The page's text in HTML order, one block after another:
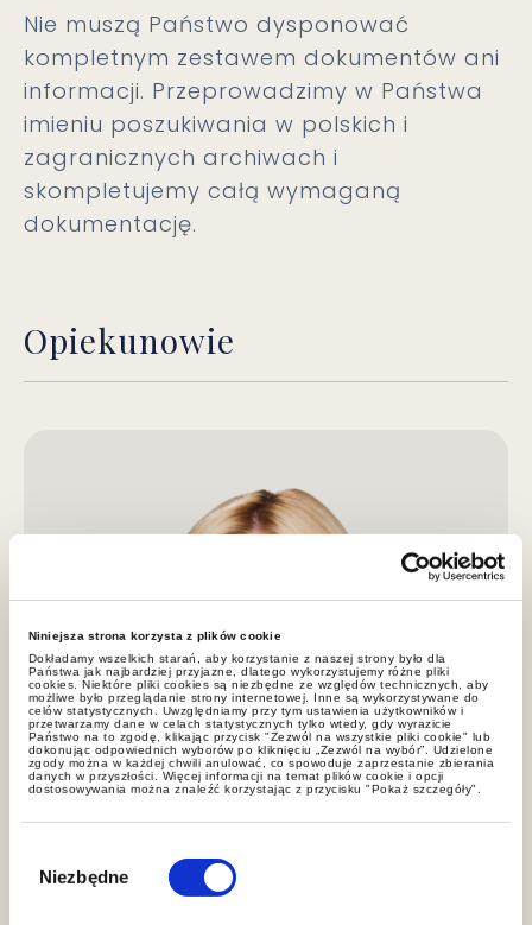
Niniejsza strona korzysta z plików cookie
Dokładamy wszelkich starań, aby korzystanie z naszej strony było dla
Państwa jak najbardziej przyjazne, dlatego wykorzystujemy różne pliki
cookies. Niektóre pliki cookies są niezbędne ze względów technicznych, aby
możliwe było przeglądanie strony internetowej. Inne są wykorzystywane do
celów statystycznych. Uwzględniamy przy tym ustawienia użytkowników i
przetwarzamy dane w celach statystycznych tylko wtedy, gdy wyrazicie
Państwo na to zgodę, klikając przycisk "Zezwól na wszystkie pliki cookie" lub
dokonując odpowiednich wyborów po kliknięciu „Zezwól na wybór”. Udzielone
zgody można w każdej chwili anulować, co spowoduje zaprzestanie zbierania
danych w przyszłości. Więcej informacji na temat plików cookie i opcji
dostosowywania można znaleźć korzystając z przycisku "Pokaż szczegóły".
zgody
Niezbędne
Nie muszą Państwo dysponować
kompletnym zestawem dokumentów ani
informacji. Przeprowadzimy w Państwa
imieniu poszukiwania w polskich i
zagranicznych archiwach i
skompletujemy całą wymaganą
dokumentację.
Opiekunowie